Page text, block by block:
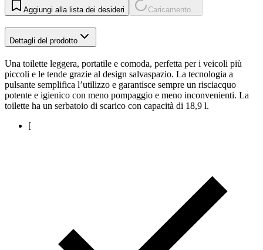
Aggiungi alla lista dei desideri Caricamento...
Dettagli del prodotto
Una toilette leggera, portatile e comoda, perfetta per i veicoli più
piccoli e le tende grazie al design salvaspazio. La tecnologia a
pulsante semplifica l’utilizzo e garantisce sempre un risciacquo
potente e igienico con meno pompaggio e meno inconvenienti. La
toilette ha un serbatoio di scarico con capacità di 18,9 l.
[